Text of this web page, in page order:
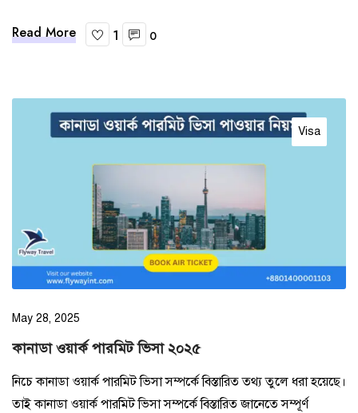
Read More 1 0
Visa
May 28, 2025
কানাডা ওয়ার্ক পারমিট ভিসা ২০২৫
নিচে কানাডা ওয়ার্ক পারমিট ভিসা সম্পর্কে বিস্তারিত তথ্য তুলে ধরা হয়েছে।
তাই কানাডা ওয়ার্ক পারমিট ভিসা সম্পর্কে বিস্তারিত জানেতে সম্পূর্ণ